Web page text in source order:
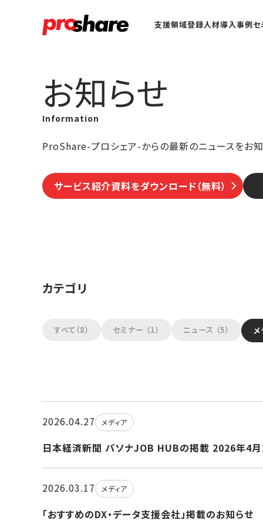
支援領域登録人材導入事例
お知らせ
Information
ProShare-プロシェア-からの最新のニュースをお
サービス紹介資料をダウンロード（無料）
カテゴリ
すべて（8） セミナー （1） ニュース （5） メ
2026.04.27 メディア
日本経済新聞 パソナJOB HUBの掲載 2026年4
2026.03.17 メディア
「おすすめのDX・データ支援会社」掲載のお知らせ